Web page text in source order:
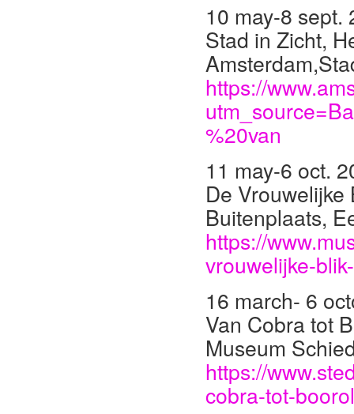
10 may-8 sept.
Stad in Zicht,
https://
%20van
11 may-6 oct.
De
Buitenplaats,
https://
vrouwelijke-
16 march- 6
Van Cobra tot
Museum
https://
cobra-tot-